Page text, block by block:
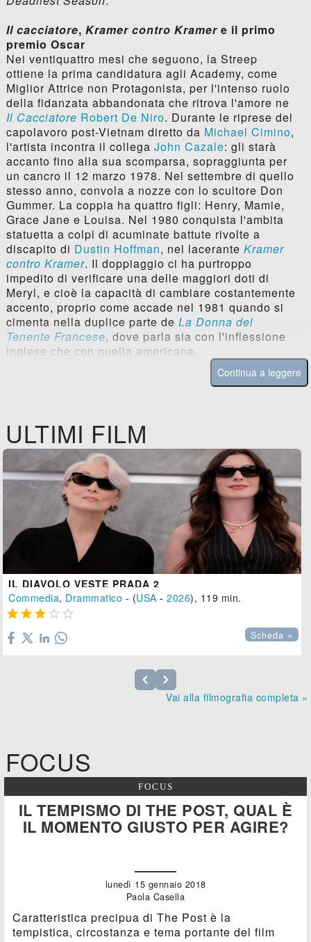
Il cacciatore, Kramer contro Kramere il primo
premio Oscar
Nei ventiquattro mesi che seguono, la Streep
ottiene la prima candidatura agli Academy, come
Miglior Attrice non Protagonista, per l'intenso ruolo
della fidanzata abbandonata che ritrova l'amore ne
Il Cacciatore Robert De Niro. Durante le riprese del
capolavoro post-Vietnam diretto da Michael Cimino,
l'artista incontra il collega John Cazale: gli starà
accanto fino alla sua scomparsa, sopraggiunta per
un cancro il 12 marzo 1978. Nel settembre di quello
stesso anno, convola a nozze con lo scultore Don
Gummer. La coppia ha quattro figli: Henry, Mamie,
Grace Jane e Louisa. Nel 1980 conquista l'ambita
statuetta a colpi di acuminate battute rivolte a
discapito di Dustin Hoffman, nel lacerante Kramer
contro Kramer. Il doppiaggio ci ha purtroppo
impedito di verificare una delle maggiori doti di
Meryl, e cioè la capacità di cambiare costantemente
accento, proprio come accade nel 1981 quando si
cimenta nella duplice parte de La Donna del
Tenente Francese, dove parla sia con l'inflessione
inglese che con quella americana.
Continua a leggere
ULTIMI FILM
IL DIAVOLO VESTE PRADA 2
Commedia, Drammatico - (USA -2026), 119 min.
    
Scheda »
Vai alla filmografia completa »
FOCUS
FOCUS
IL TEMPISMO DI THE POST, QUAL È
IL MOMENTO GIUSTO PER AGIRE?
lunedì 15 gennaio 2018
Paola Casella
Caratteristica precipua di The Post è la
tempistica, circostanza e tema portante del film